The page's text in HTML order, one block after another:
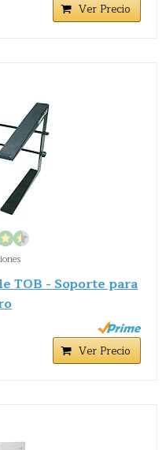
Ver Precio
TOB - Soporte para
Ver Precio